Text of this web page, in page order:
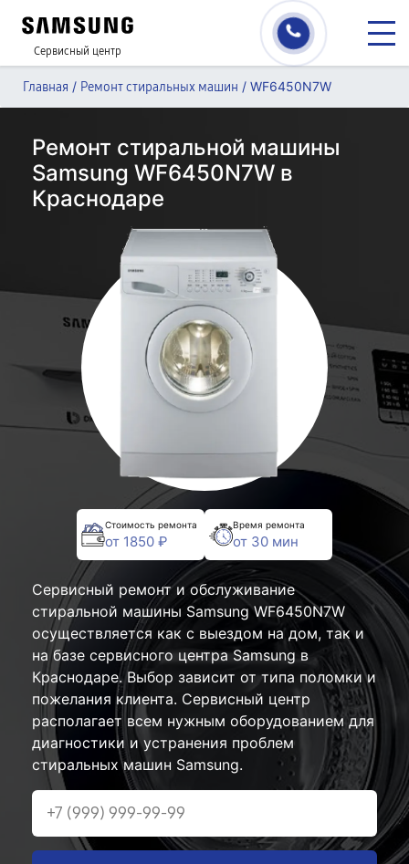
Сервисный центр
Главная / Ремонт стиральных машин / WF6450N7W
Ремонт стиральной машины
Samsung WF6450N7W в
Краснодаре
Стоимость ремонта
от 1850 ₽
Время ремонта
от 30 мин
Сервисный ремонт и обслуживание
стиральной машины Samsung WF6450N7W
осуществляется как с выездом на дом, так и
на базе сервисного центра Samsung в
Краснодаре. Выбор зависит от типа поломки и
пожелания клиента. Сервисный центр
располагает всем нужным оборудованием для
диагностики и устранения проблем
стиральных машин Samsung.